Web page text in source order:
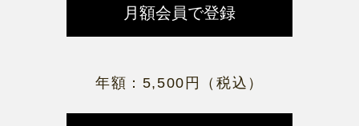
年額：5,500円（税込）